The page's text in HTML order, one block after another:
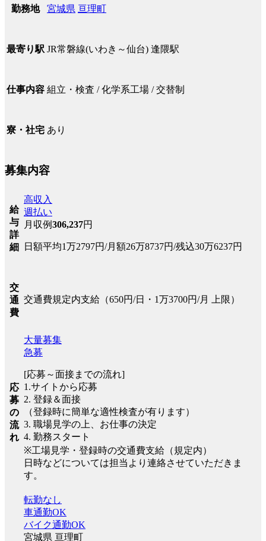
勤務地 宮城県 亘理町
最寄り駅 JR常磐線(いわき～仙台) 逢隈駅
仕事内容 組立・検査 / 化学系工場 / 交替制
寮・社宅 あり
募集内容
給
与
詳
細
高収入
週払い
月収例306,237円
日額平均1万2797円/月額26万8737円/残込30万6237円
交
通
費
交通費規定内支給（650円/日・1万3700円/月 上限）
応
募
の
流
れ
大量募集
急募
[応募～面接までの流れ]
1.サイトから応募
2. 登録＆面接
（登録時に簡単な適性検査が有ります）
3. 職場見学の上、お仕事の決定
4. 勤務スタート
※工場見学・登録時の交通費支給（規定内）
日時などについては担当より連絡させていただきま
す。
転勤なし
車通勤OK
バイク通勤OK
宮城県 亘理町